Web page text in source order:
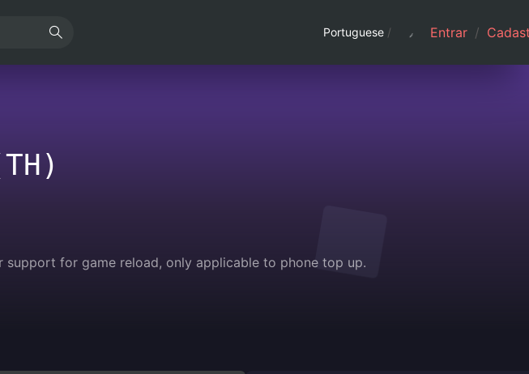
Portuguese / Entrar /
for game reload, only applicable to phone top up.